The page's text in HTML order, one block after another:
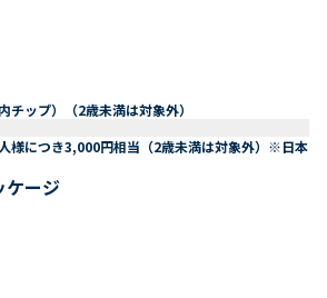
チップ）（2歳未満は対象外）
様につき3,000円相当（2歳未満は対象外）※日本
ケージ